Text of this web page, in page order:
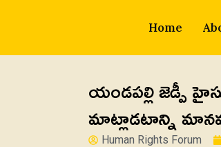
Home
యండపల్లి జెడ్పీ
మాట్లాడటాన్ని మానవ
Human Rights Forum